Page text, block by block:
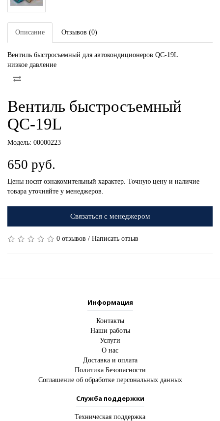
Описание Отзывов (0)
Вентиль быстросъемный для автокондиционеров QC-19L
низкое давление
Вентиль быстросъемный
QC-19L
Модель: 00000223
650 руб.
Цены носят ознакомительный характер. Точную цену и наличие
товара уточняйте у менеджеров.
Связаться с менеджером
0 отзывов / Написать отзыв
Информация
Контакты
Наши работы
Услуги
О нас
Доставка и оплата
Политика Безопасности
Соглашение об обработке персональных данных
Служба поддержки
Техническая поддержка